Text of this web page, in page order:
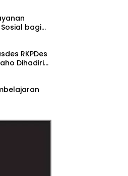
bagi
RKPDes
Dihadiri